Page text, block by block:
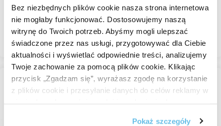
Bez niezbędnych plików cookie nasza strona internetowa
nie mogłaby funkcjonować. Dostosowujemy naszą
witrynę do Twoich potrzeb. Abyśmy mogli ulepszać
świadczone przez nas usługi, przygotowywać dla Ciebie
aktualności i wyświetlać odpowiednie treści, analizujemy
Twoje zachowanie za pomocą plików cookie. Klikając
przycisk „Zgadzam się”, wyrażasz zgodę na korzystanie
z plików cookie i przesyłanie danych do celów reklamy w
Pokaż szczegóły
W magazynie
od 30,69 zł
Przeglądaj
Mastyk olejek eteryczny
Jednogatunkowe olejki